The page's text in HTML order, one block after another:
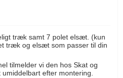
træk samt 7 polet elsæt. (kun
træk og elsæt som passer til din
tilmelder vi den hos Skat og
efter montering.